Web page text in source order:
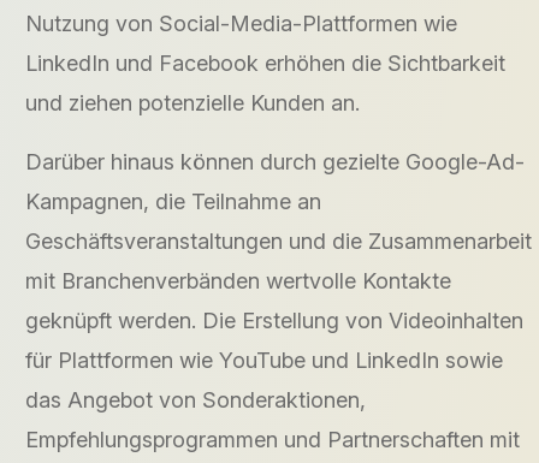
Nutzung von Social-Media-Plattformen wie
LinkedIn und Facebook erhöhen die Sichtbarkeit
und ziehen potenzielle Kunden an.
Darüber hinaus können durch gezielte Google-Ad-
Kampagnen, die Teilnahme an
Geschäftsveranstaltungen und die Zusammenarbeit
mit Branchenverbänden wertvolle Kontakte
geknüpft werden. Die Erstellung von Videoinhalten
für Plattformen wie YouTube und LinkedIn sowie
das Angebot von Sonderaktionen,
Empfehlungsprogrammen und Partnerschaften mit